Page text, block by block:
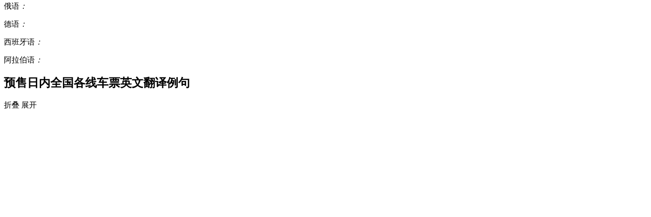
俄语 ：
德语 ：
西班牙语 ：
阿拉伯语 ：
预售日内全国各线车票英文翻译例句
折叠 展开